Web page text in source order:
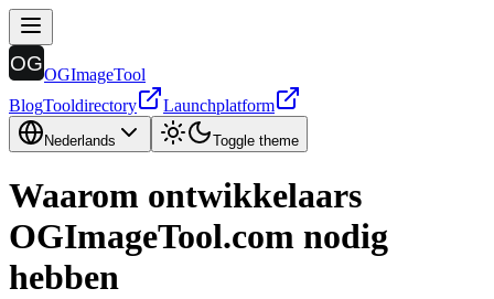
OGImageTool
BlogTooldirectory Launchplatform
Nederlands Toggle theme
Waarom ontwikkelaars
OGImageTool.com nodig
hebben